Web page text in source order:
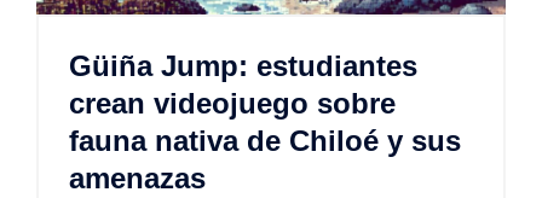
Güiña Jump: estudiantes
crean videojuego sobre
fauna nativa de Chiloé y sus
amenazas